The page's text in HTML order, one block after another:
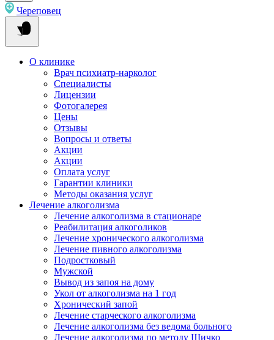
Череповец
О клинике
Врач психиатр-нарколог
Специалисты
Лицензии
Фотогалерея
Цены
Отзывы
Вопросы и ответы
Акции
Акции
Оплата услуг
Гарантии клиники
Методы оказания услуг
Лечение алкоголизма
Лечение алкоголизма в стационаре
Реабилитация алкоголиков
Лечение хронического алкоголизма
Лечение пивного алкоголизма
Подростковый
Мужской
Вывод из запоя на дому
Укол от алкоголизма на 1 год
Хронический запой
Лечение старческого алкоголизма
Лечение алкоголизма без ведома больного
Лечение алкоголизма по методу Шичко